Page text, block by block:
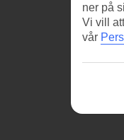
ner på
Vi vill
vår